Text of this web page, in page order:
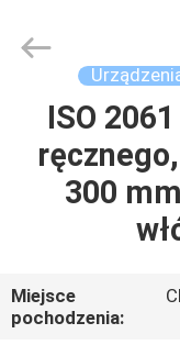
DOM
PRODUKTY
VR
INSTRUMENT
ISO
300
Miejsce
pochodzenia: